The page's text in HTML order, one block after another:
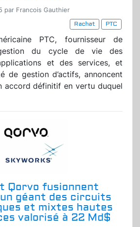
par Francois Gauthier
Rachat
PTC
PTC, fournisseur de
du cycle de vie des
et des services, et
de gestion d’actifs, annoncent
accord définitif en vertu duquel
Qorvo fusionnent
géant des circuits
et mixtes hautes
valorisé à 22 Md$